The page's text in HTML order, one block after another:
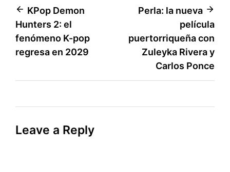
Post
navigation
KPop Demon
Hunters 2: el
fenómeno K-pop
regresa en 2029
Perla: la nueva
película
puertorriqueña con
Zuleyka Rivera y
Carlos Ponce
Leave a Reply